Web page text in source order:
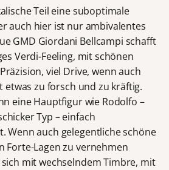
Teil eine suboptimale
auch hier ist nur ambivalentes
GMD Giordani Bellcampi schafft
Verdi-Feeling, mit schönen
viel Drive, wenn auch
etwas zu forsch und zu kräftig.
eine Hauptfigur wie Rodolfo –
Typ – einfach
Wenn auch gelegentliche schöne
Forte-Lagen zu vernehmen
mit wechselndem Timbre, mit